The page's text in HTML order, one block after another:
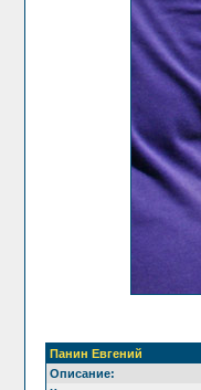
Панин Евгений
Описание: